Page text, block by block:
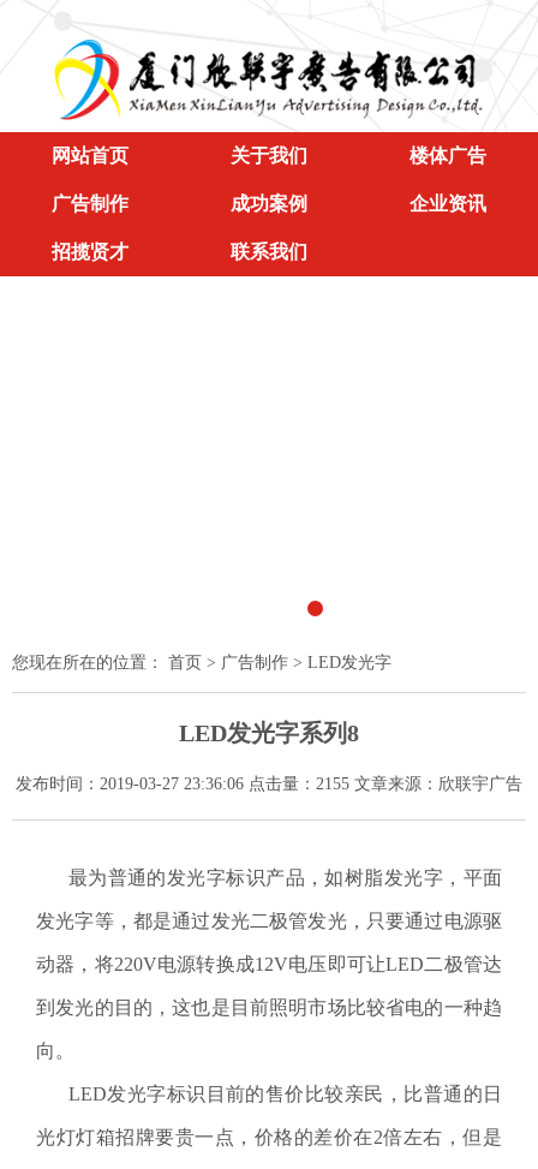
网站首页 关于我们 楼体广告
广告制作 成功案例 企业资讯
招揽贤才 联系我们
您现在所在的位置： 首页 > 广告制作 > LED发光字
LED发光字系列8
发布时间：2019-03-27 23:36:06 点击量：2155 文章来源：欣联宇广告
最为普通的发光字标识产品，如树脂发光字，平面
发光字等，都是通过发光二极管发光，只要通过电源驱
动器，将220V电源转换成12V电压即可让LED二极管达
到发光的目的，这也是目前照明市场比较省电的一种趋
向。
LED发光字标识目前的售价比较亲民，比普通的日
光灯灯箱招牌要贵一点，价格的差价在2倍左右，但是